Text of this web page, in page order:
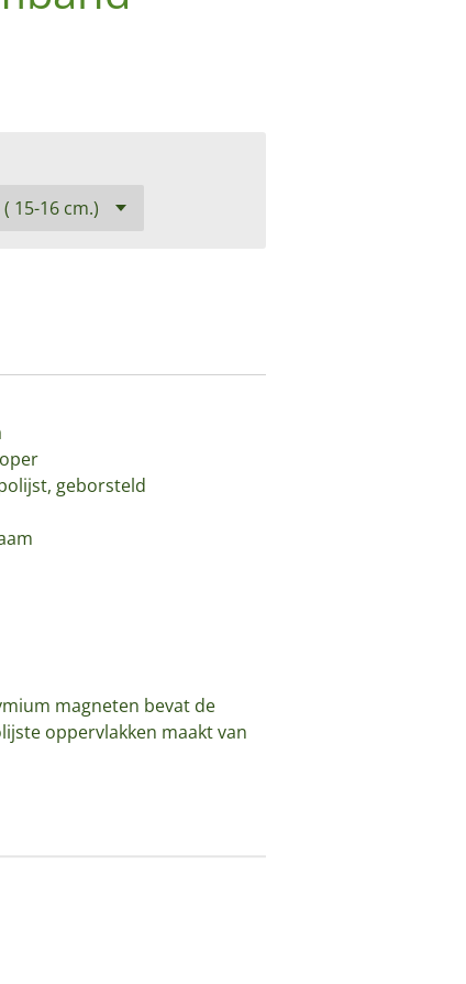
geborsteld
magneten bevat de
oppervlakken maakt van